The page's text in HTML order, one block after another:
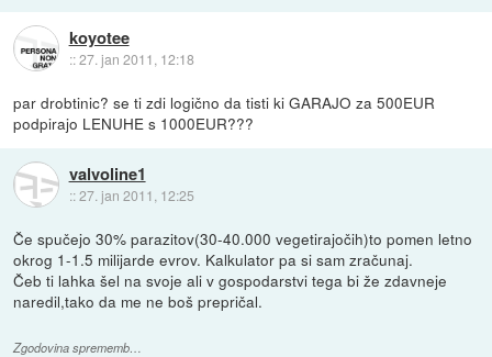
koyotee
::27. jan 2011, 12:18
par drobtinic? se ti zdi logično da tisti ki GARAJO za 500EUR
podpirajo LENUHE s 1000EUR???
valvoline1
::27. jan 2011, 12:25
Če spučejo 30% parazitov(30-40.000 vegetirajočih)to pomen letno
okrog 1-1.5 milijarde evrov. Kalkulator pa si sam zračunaj.
Čeb ti lahka šel na svoje ali v gospodarstvi tega bi že zdavneje
naredil,tako da me ne boš prepričal.
Zgodovina sprememb…